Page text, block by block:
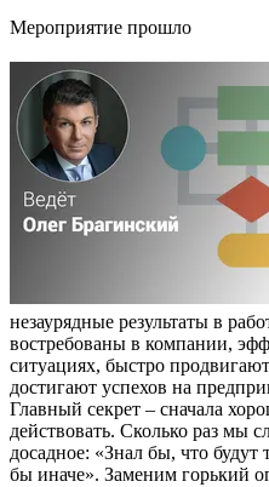
Мероприятие прошло
незаурядные результаты в
востребованы в компании,
ситуациях, быстро
достигают успехов на
Главный секрет – сначала
действовать. Сколько раз мы
досадное: «Знал бы, что будут
бы иначе». Заменим горький